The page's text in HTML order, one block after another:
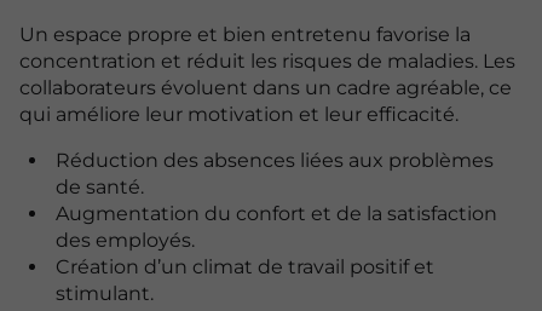
Un espace propre et bien entretenu favorise la
concentration et réduit les risques de maladies. Les
collaborateurs évoluent dans un cadre agréable, ce
qui améliore leur motivation et leur efficacité.
Réduction des absences liées aux problèmes
de santé.
Augmentation du confort et de la satisfaction
des employés.
Création d’un climat de travail positif et
stimulant.